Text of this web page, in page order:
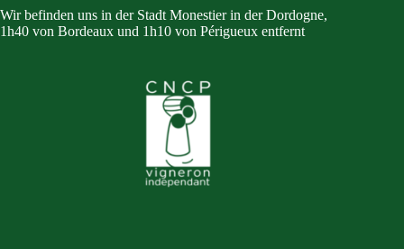
Wir befinden uns in der Stadt Monestier in der Dordogne,
1h40 von Bordeaux und 1h10 von Périgueux entfernt